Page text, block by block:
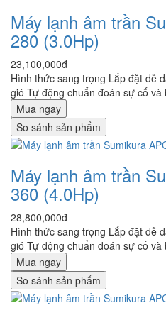
Máy lạnh âm trần
280 (3.0Hp)
23,100,000đ
Hình thức sang trọng Lắp đặt dễ
gió Tự động chuẩn đoán sự cố
Mua ngay
So sánh sản phẩm
Máy lạnh âm trần
360 (4.0Hp)
28,800,000đ
Hình thức sang trọng Lắp đặt dễ
gió Tự động chuẩn đoán sự cố
Mua ngay
So sánh sản phẩm